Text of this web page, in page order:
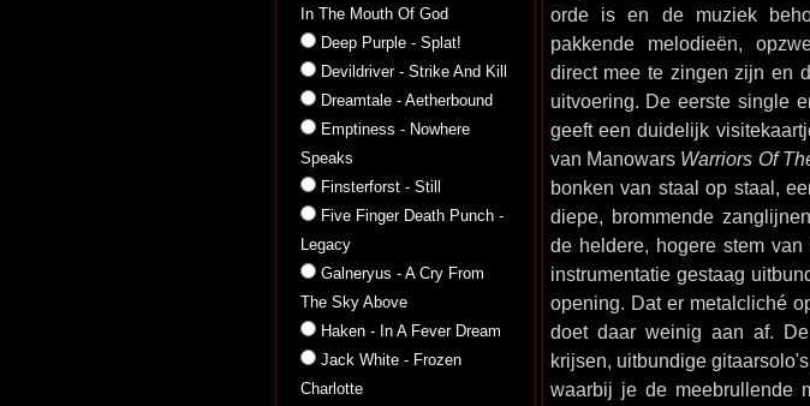
In The Mouth Of God
Deep Purple - Splat!
Devildriver - Strike And Kill
Dreamtale - Aetherbound
Emptiness - Nowhere
Speaks
Finsterforst - Still
Five Finger Death Punch -
Legacy
Galneryus - A Cry From
The Sky Above
Haken - In A Fever Dream
Jack White - Frozen
Charlotte
orde is en de muziek
pakkende melodieën,
direct mee te zingen zijn en
uitvoering. De eerste single
geeft een duidelijk
van Manowars Warriors Of
bonken van staal op staal,
diepe, brommende
de heldere, hogere stem
instrumentatie gestaag
opening. Dat er metalcliché
doet daar weinig aan af.
krijsen, uitbundige
waarbij je de meebrullende